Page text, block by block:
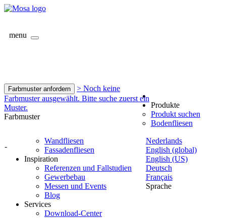
menu
Farbmuster anfordern
> Noch keine
Farbmuster ausgewählt. Bitte suche zuerst ein
Muster.
Farbmuster
-
Nederlands
English (global)
English (US)
Deutsch
Français
Sprache
Produkte
Produkt suchen
Bodenfliesen
Wandfliesen
Fassadenfliesen
Inspiration
Referenzen und Fallstudien
Gewerbebau
Messen und Events
Blog
Services
Download-Center